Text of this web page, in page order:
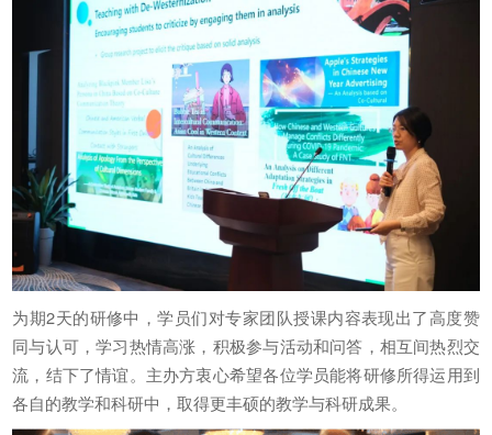
为期2天的研修中，学员们对专家团队授课内容表现出了高度赞
同与认可，学习热情高涨，积极参与活动和问答，相互间热烈交
流，结下了情谊。主办方衷心希望各位学员能将研修所得运用到
各自的教学和科研中，取得更丰硕的教学与科研成果。